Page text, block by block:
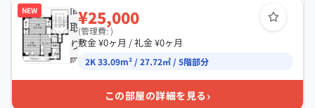
NEW
間
取
り
図
¥25,000
(管理費: )
敷金 ¥0ヶ月 / 礼金 ¥0ヶ月
2K 33.09m² / 27.72㎡ / 5階部分
この部屋の詳細を見る›